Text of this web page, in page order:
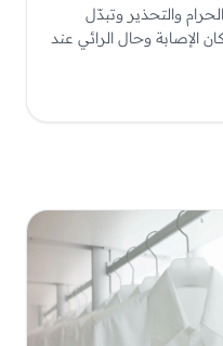
والتحذير وتبدّل
الإصابة وحال الرائي عند